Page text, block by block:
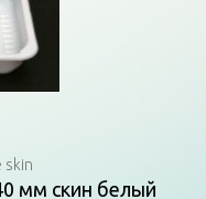
skin
мм скин белый